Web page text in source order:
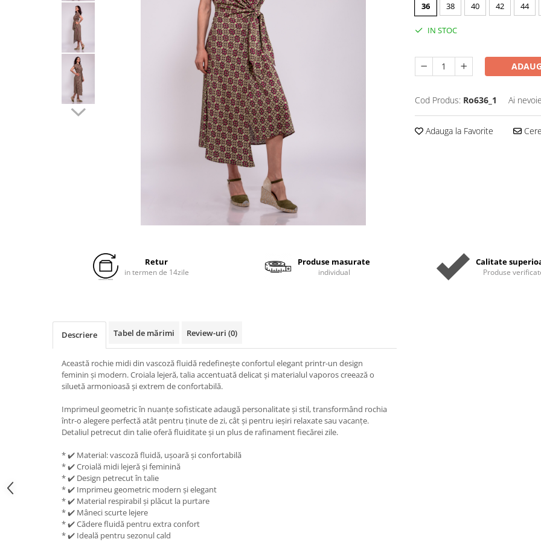
36 38 40 42 44
IN STOC
Cod Produs: Ro636_1 Ai
Adauga la Favorite
Retur
in termen de 14zile
Produse masurate
individual
Calitate
Produse
Descriere Tabel de mărimi Review-uri (0)
Această rochie midi din vascoză fluidă redefinește confortul elegant printr-un design
feminin și modern. Croiala lejeră, talia accentuată delicat și materialul vaporos creează o
siluetă armonioasă și extrem de confortabilă.
Imprimeul geometric în nuanțe sofisticate adaugă personalitate și stil, transformând rochia
într-o alegere perfectă atât pentru ținute de zi, cât și pentru ieșiri relaxate sau vacanțe.
Detaliul petrecut din talie oferă fluiditate și un plus de rafinament fiecărei zile.
* ✔️ Material: vascoză fluidă, ușoară și confortabilă
* ✔️ Croială midi lejeră și feminină
* ✔️ Design petrecut în talie
* ✔️ Imprimeu geometric modern și elegant
* ✔️ Material respirabil și plăcut la purtare
* ✔️ Mâneci scurte lejere
* ✔️ Cădere fluidă pentru extra confort
* ✔️ Ideală pentru sezonul cald